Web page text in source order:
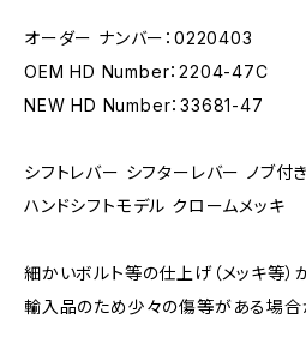
オーダー ナンバー：0220403
OEM HD Number：2204-47C
NEW HD Number：33681-47
シフトレバー シフターレバー ノブ
ハンドシフトモデル クロームメッキ
細かいボルト等の仕上げ（メッキ等
輸入品のため少々の傷等がある場合